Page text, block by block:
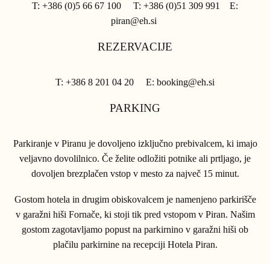
T: +386 (0)5 66 67 100 T: +386 (0)51 309 991 E:
piran@eh.si
REZERVACIJE
T: +386 8 201 04 20 E: booking@eh.si
PARKING
Parkiranje v Piranu je dovoljeno izključno prebivalcem, ki imajo
veljavno dovolilnico. Če želite odložiti potnike ali prtljago, je
dovoljen brezplačen vstop v mesto za največ 15 minut.
Gostom hotela in drugim obiskovalcem je namenjeno parkirišče
v garažni hiši Fornače, ki stoji tik pred vstopom v Piran. Našim
gostom zagotavljamo popust na parkirnino v garažni hiši ob
plačilu parkirnine na recepciji Hotela Piran.